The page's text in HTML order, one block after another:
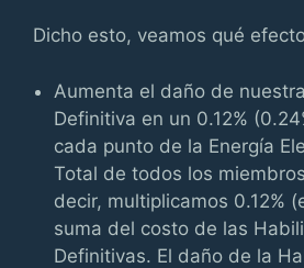
Dicho esto, veamos qué
Aumenta el daño de
Definitiva en un 0.12%
cada punto de la Energía
Total de todos los
decir, multiplicamos 0.12%
suma del costo de las
Definitivas. El daño de la